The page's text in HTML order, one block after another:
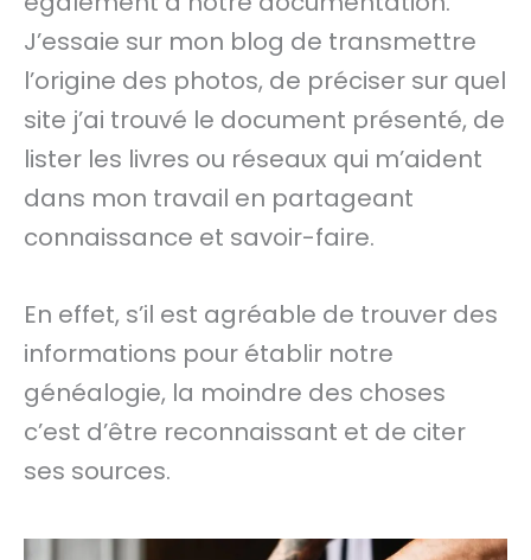
J’essaie sur mon blog de transmettre
l’origine des photos, de préciser sur quel
site j’ai trouvé le document présenté, de
lister les livres ou réseaux qui m’aident
dans mon travail en partageant
connaissance et savoir-faire.
En effet, s’il est agréable de trouver des
informations pour établir notre
généalogie, la moindre des choses
c’est d’être reconnaissant et de citer
ses sources.